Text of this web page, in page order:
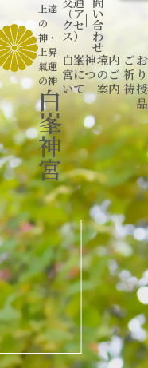
上達
の
神 ・
上昇
氣運
の神
白
峯
神
宮
（ア
クセ
ス）
| い
合
わ
せ
白峯神
宮につ
いて
境内
のご
案内
ご
祈
祷
品